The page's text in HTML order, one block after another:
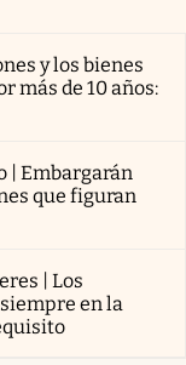
y los bienes
más de 10 años:
| Embargarán
que figuran
| Los
en la